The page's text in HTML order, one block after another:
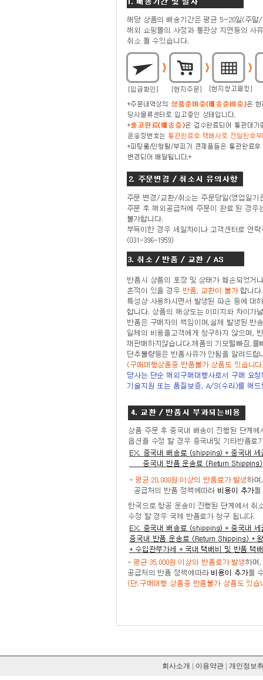
회사소개 이용약관 개인정보